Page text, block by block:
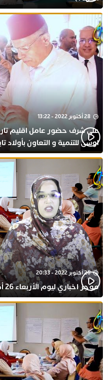
28 أكتوبر 2022 - 13:22
على شرف حضور عامل اقليم
اوسى للتنمية و التعاون بأولاد
بذكرى المولد النبوي
26 أكتوبر 2022 - 20:33
موجز اخباري ليوم الأربعاء 26 أكتوبر 2022